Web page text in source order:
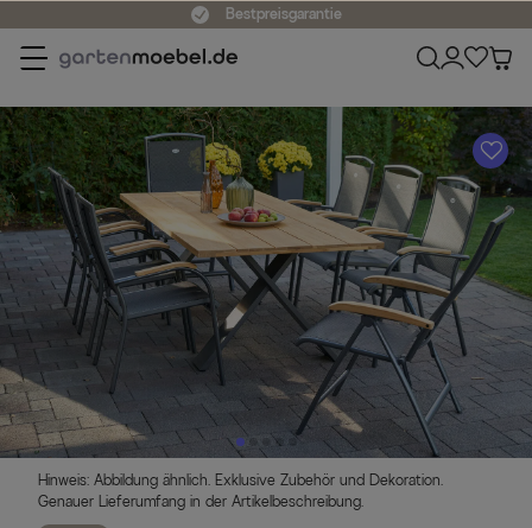
Bestpreisgarantie
A
Hinweis: Abbildung ähnlich. Exklusive Zubehör und Dekoration.
Genauer Lieferumfang in der Artikelbeschreibung.